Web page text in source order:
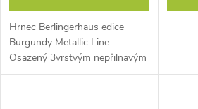
Hrnec Berlingerhaus edice
Burgundy Metallic Line.
Osazený 3vrstvým nepřilnavým
mramorovým povrchem.